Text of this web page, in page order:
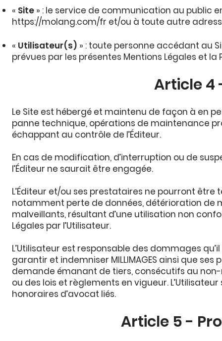
« Site » : le service de communication au public
https://molang.com/fr et/ou à toute autre
« Utilisateur(s) » : toute personne accédant au
prévues par les présentes Mentions Légales et
Article 4
Le Site est hébergé et maintenu de façon à en
panne technique, opérations de maintenance
échappant au contrôle de l’Éditeur.
En cas de modification, d’interruption ou de
l’Éditeur ne saurait être engagée.
L’Éditeur et/ou ses prestataires ne pourront
notamment perte de données, détérioration de
malveillants, résultant d’une utilisation non
Légales par l’Utilisateur.
L’Utilisateur est responsable des dommages
garantir et indemniser MILLIMAGES ainsi que
demande émanant de tiers, consécutifs au
ou des lois et règlements en vigueur.
honoraires d’avocat liés.
Article 5 -